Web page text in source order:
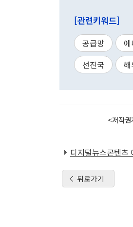
[관련키워드]
공급망
선진국
<저작
디지털뉴스콘텐츠
뒤로가기